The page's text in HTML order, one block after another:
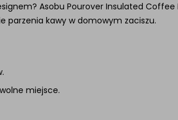
Asobu Pourover Insulated Coffee
parzenia kawy w domowym zaciszu.
miejsce.